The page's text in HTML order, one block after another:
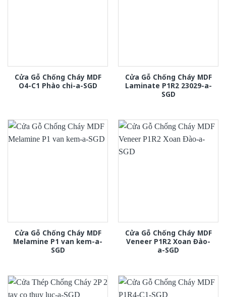
Cửa Gỗ Chống Cháy MDF
O4-C1 Phào chi-a-SGD
Cửa Gỗ Chống Cháy MDF
Laminate P1R2 23029-a-
SGD
Cửa Gỗ Chống Cháy MDF
Melamine P1 van kem-a-
SGD
Cửa Gỗ Chống Cháy MDF
Veneer P1R2 Xoan Đào-
a-SGD